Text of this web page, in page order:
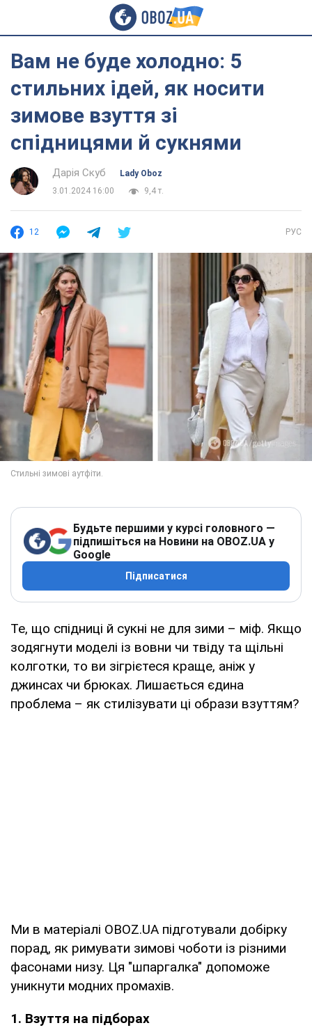
Вам не буде холодно: 5
стильних ідей, як носити
зимове взуття зі
спідницями й сукнями
Дарія Скуб
Lady Oboz
3.01.2024 16:00
9,4 т.
12 РУС
Будьте першими у курсі головного —
підпишіться на Новини на OBOZ.UA у
Google
Підписатися
Те, що спідниці й сукні не для зими – міф. Якщо
зодягнути моделі із вовни чи твіду та щільні
колготки, то ви зігрієтеся краще, аніж у
джинсах чи брюках. Лишається єдина
проблема – як стилізувати ці образи взуттям?
Ми в матеріалі OBOZ.UA підготували добірку
порад, як римувати зимові чоботи із різними
фасонами низу. Ця "шпаргалка" допоможе
уникнути модних промахів.
1. Взуття на підборах